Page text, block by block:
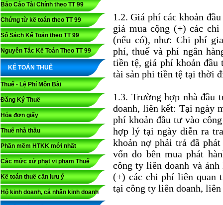
Báo Cáo Tài Chính theo TT 99
Chứng từ kế toán theo TT 99
Sổ Sách Kế Toán theo TT 99
Nguyên Tắc Kế Toán Theo TT 99
KẾ TOÁN THUẾ
Thuế - Lệ Phí Môn Bài
Đăng Ký Thuế
Hóa đơn giấy
Thuế nhà thầu
Phần mềm HTKK mới nhất
Các mức xử phạt vi phạm Thuế
Kế toán thuế cần lưu ý
Hộ kinh doanh, cá nhân kinh doanh
1.2. Giá phí các khoản
giá mua cộng (+) các
(nếu có), như: Chi phí
phí, thuế và phí ngân
tiền tệ, giá phí khoản
tài sản phi tiền tệ tại thời
1.3. Trường hợp nhà đầu
doanh, liên kết: Tại ngày
phí khoản đầu tư vào
hợp lý tại ngày diễn ra
khoản nợ phải trả đã
vốn do bên mua phát
công ty liên doanh và
(+) các chi phí liên quan
tại công ty liên doanh, liên